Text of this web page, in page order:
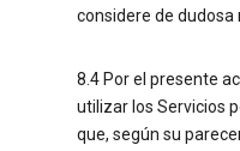
considere de dudosa
8.4 Por el presente
utilizar los Servicios
que, según su